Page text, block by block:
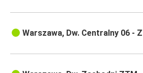
Warszawa, Dw. Centralny 06 -